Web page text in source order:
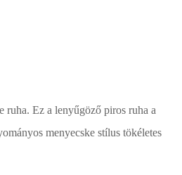
ruha. Ez a lenyűgöző piros ruha a
menyecske stílus tökéletes